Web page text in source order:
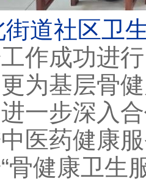
道社区卫
作成功进
为基层骨
一步深入
医药健康
骨健康卫生